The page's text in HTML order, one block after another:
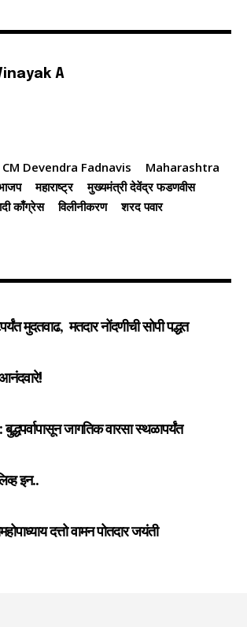
A
CM Devendra Fadnavis
Maharashtra
महाराष्ट्र
मुख्यमंत्री देवेंद्र फडणवीस
काँग्रेस विलीनीकरण शरद पवार
मुदतवाढ, मतदार नोंदणीची सोपी पद्धत
बुद्धपर्वापासून जागतिक वारसा स्थळापर्यंत
इन..
दत्तो वामन पोतदार जयंती